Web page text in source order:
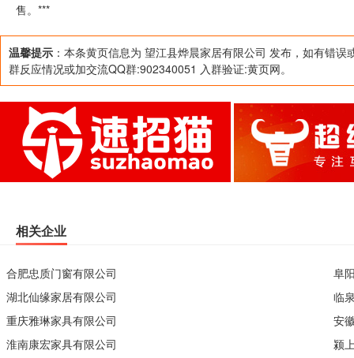
售。***
温馨提示 ：本条黄页信息为 望江县烨晨家居有限公司 发布，如有错误
群反应情况或加交流QQ群:902340051 入群验证:黄页网。
相关企业
合肥忠质门窗有限公司
湖北仙缘家居有限公司
重庆雅琳家具有限公司
淮南康宏家具有限公司
阜
临
安
颍